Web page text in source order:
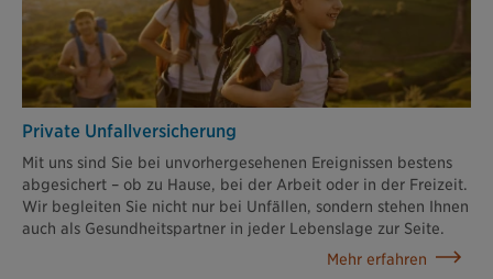
Private Unfallversicherung
Mit uns sind Sie bei unvorhergesehenen Ereignissen bestens
abgesichert – ob zu Hause, bei der Arbeit oder in der Freizeit.
Wir begleiten Sie nicht nur bei Unfällen, sondern stehen Ihnen
auch als Gesundheitspartner in jeder Lebenslage zur Seite.
Mehr erfahren